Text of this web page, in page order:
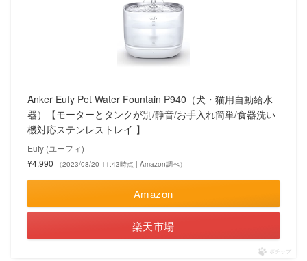
Anker Eufy Pet Water Fountain P940（犬・猫用自動給水
器）【モーターとタンクが別/静音/お手入れ簡単/食器洗い
機対応ステンレストレイ 】
Eufy (ユーフィ)
¥4,990
（2023/08/20 11:43時点 | Amazon調べ）
Amazon
楽天市場
ポチップ